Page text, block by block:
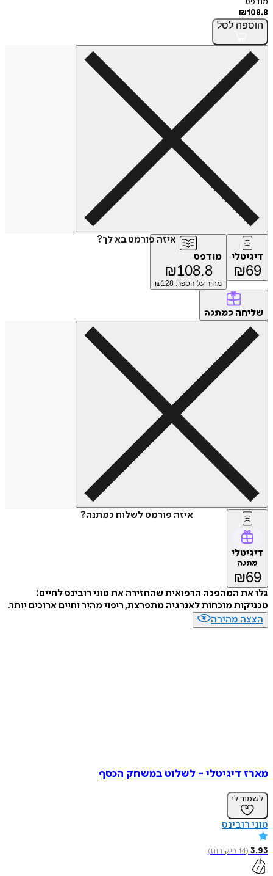
₪108.8
הוספה לסל
איזה פורמט בא לך?
דיגיטלי
₪69
מודפס
₪108.8
מחיר על הספר: ₪ 128
שליחה כמתנה
איזה פורמט לשלוח כמתנה?
דיגיטלי
מתנה
₪69
גלו את המהפכה הרפואית שהחזירה את טוני רובינס לחיים:
טכניקות מוכחות לאנרגיה מתפרצת, ריפוי מהיר וחיים ארוכים יותר.
הצצה מהירה
מארז דיגיטלי - לשלוט במשחק הכסף
לשמור לי
טוני רובינס
3.93
(
14ביקורות)